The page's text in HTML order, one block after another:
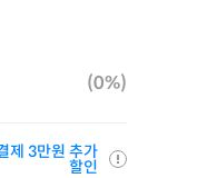
(0%)
제 3만원 추가
할인